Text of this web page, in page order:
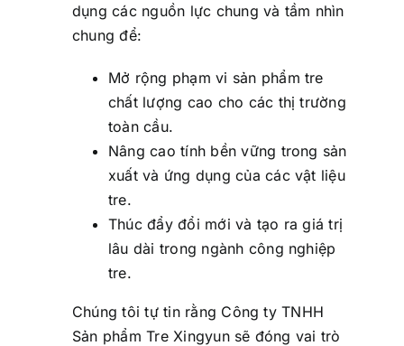
dụng các nguồn lực chung và tầm nhìn
chung để:
Mở rộng phạm vi sản phẩm tre
chất lượng cao cho các thị trường
toàn cầu.
Nâng cao tính bền vững trong sản
xuất và ứng dụng của các vật liệu
tre.
Thúc đẩy đổi mới và tạo ra giá trị
lâu dài trong ngành công nghiệp
tre.
Chúng tôi tự tin rằng Công ty TNHH
Sản phẩm Tre Xingyun sẽ đóng vai trò